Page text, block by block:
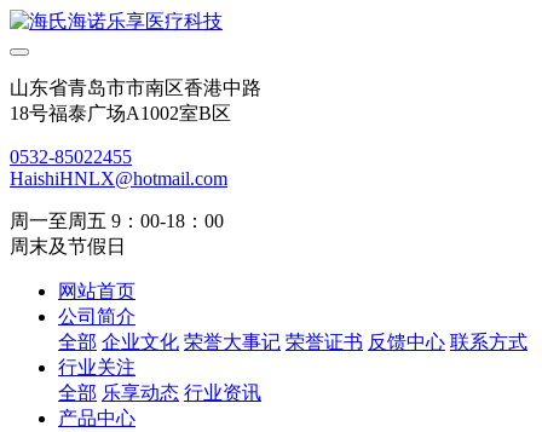
山东省青岛市市南区香港中路
18号福泰广场A1002室B区
0532-85022455
HaishiHNLX@hotmail.com
周一至周五 9：00-18：00
周末及节假日
网站首页
公司简介
全部 企业文化 荣誉大事记 荣誉证书 反馈中心 联系方式
行业关注
全部 乐享动态 行业资讯
产品中心